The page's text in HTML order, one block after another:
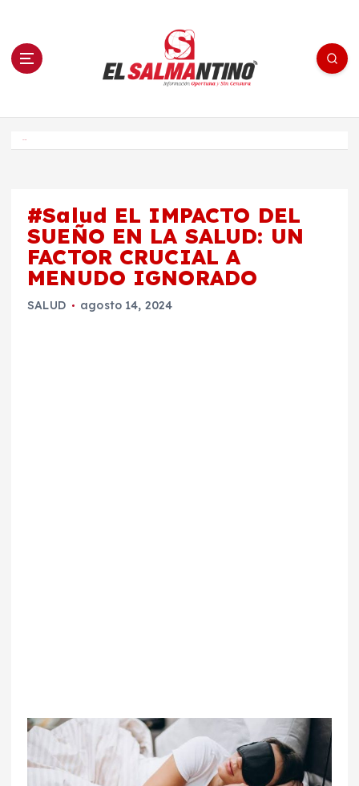
n El Salmantino - medios/noticias/editorial
#Salud EL IMPACTO DEL
SUEÑO EN LA SALUD: UN
FACTOR CRUCIAL A
MENUDO IGNORADO
SALUD agosto 14, 2024